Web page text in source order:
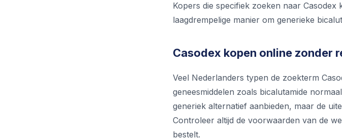
Kopers die specifiek zoeken naar
laagdrempelige manier om generieke
Casodex kopen online zonder
Veel Nederlanders typen de zoekterm
geneesmiddelen zoals bicalutamide
generiek alternatief aanbieden, maar de
Controleer altijd de voorwaarden van de
bestelt.